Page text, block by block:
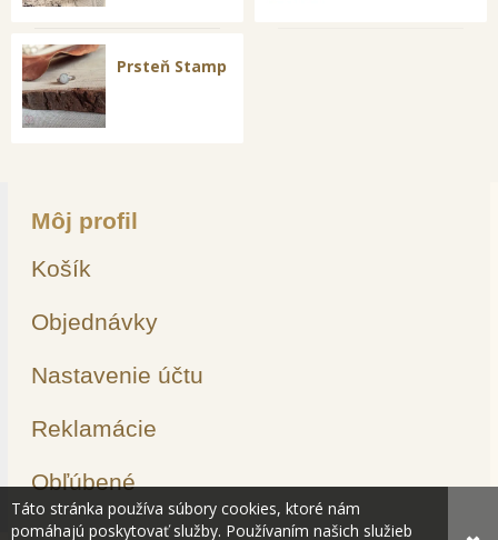
Prsteň Stamp
Môj profil
Košík
Objednávky
Nastavenie účtu
Reklamácie
Obľúbené
Táto stránka používa súbory cookies, ktoré nám
pomáhajú poskytovať služby. Používaním našich služieb